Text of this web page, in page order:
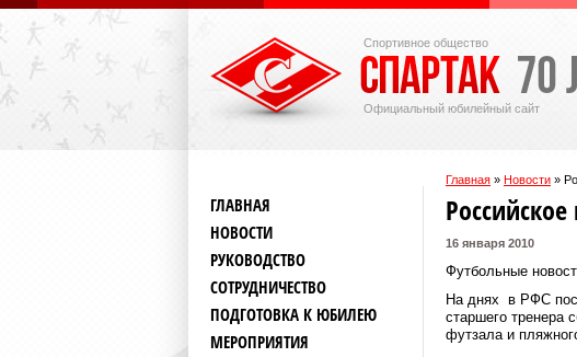
Спортивное общество
Официальный юбилейный сайт
Главная » Новости »
ГЛАВНАЯ
НОВОСТИ
РУКОВОДСТВО
СОТРУДНИЧЕСТВО
ПОДГОТОВКА К ЮБИЛЕЮ
МЕРОПРИЯТИЯ
16 января 2010
Футбольные
На днях в РФС
старшего тренера
футзала и